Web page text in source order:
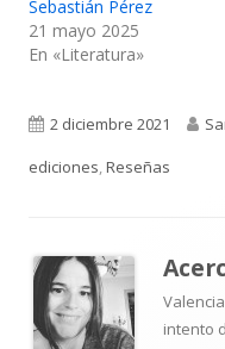
Sebastián Pérez
21 mayo 2025
En «Literatura»
Publicado
el
2 diciembre 2021
ediciones,Reseñas
intento